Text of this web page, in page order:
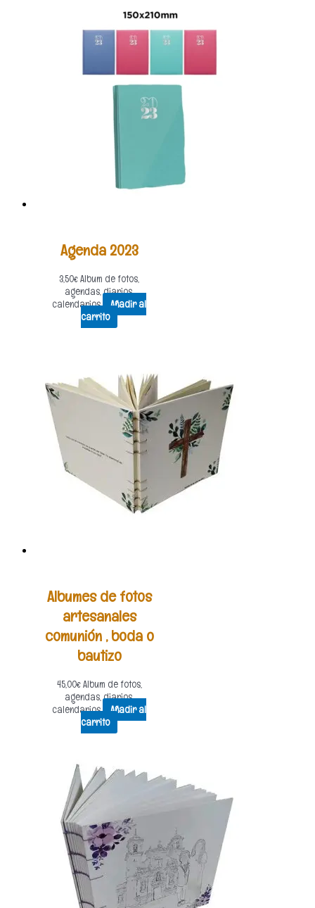
Agenda 2023
3,50€Album de fotos,
agendas, diarios,
calendarios
Añadir al
carrito
Albumes de fotos
artesanales
comunión , boda o
bautizo
45,00€Album de fotos,
agendas, diarios,
calendarios
Añadir al
carrito